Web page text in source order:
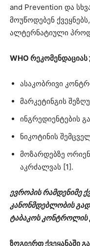
and Prevention და
მოუწოდებენ
ალტერნატიული
WHO რეკომენდაციას
ასაკობრივი
მარკეტინგის
ინგრედიენტების
ნიკოტინის
მოზარდებზე
აკრძალვას [1].
ევროპის რამდენიმე
კანონმდებლობის
ტაბაკოს კონტროლის
ზოგიერთ ქვეყანაში